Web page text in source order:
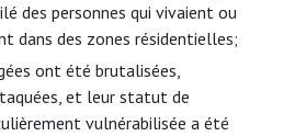
des personnes qui vivaient ou
dans des zones résidentielles;
ont été brutalisées,
et leur statut de
vulnérabilisée a été